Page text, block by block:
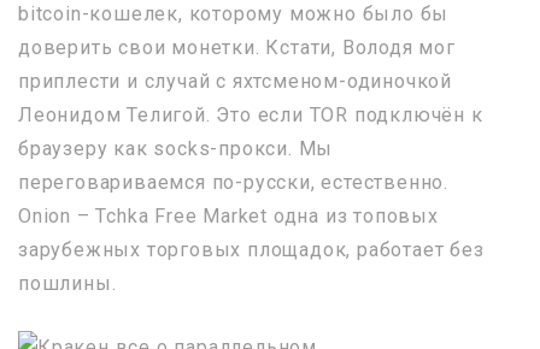
bitcoin-кошелек, которому можно было бы
доверить свои монетки. Кстати, Володя мог
приплести и случай с яхтсменом-одиночкой
Леонидом Телигой. Это если TOR подключён к
браузеру как socks-прокси. Мы
переговариваемся по-русски, естественно.
Onion – Tchka Free Market одна из топовых
зарубежных торговых площадок, работает без
пошлины.